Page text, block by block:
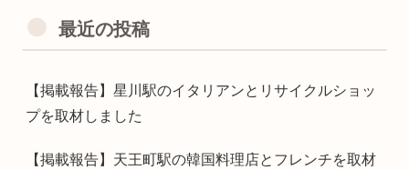
最近の投稿
【掲載報告】星川駅のイタリアンとリサイクルショッ
プを取材しました
【掲載報告】天王町駅の韓国料理店とフレンチを取材